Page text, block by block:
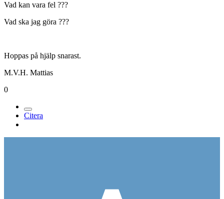
Vad kan vara fel ???
Vad ska jag göra ???
Hoppas på hjälp snarast.
M.V.H. Mattias
0
Citera